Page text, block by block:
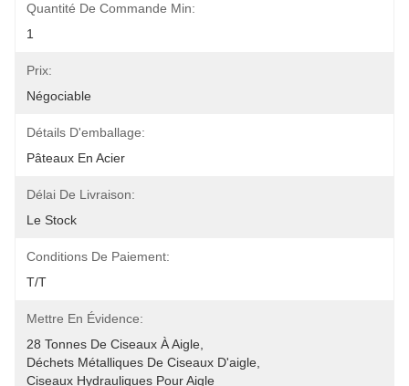
Quantité De Commande Min:
1
Prix:
Négociable
Détails D'emballage:
Pâteaux En Acier
Délai De Livraison:
Le Stock
Conditions De Paiement:
T/T
Mettre En Évidence:
28 Tonnes De Ciseaux À Aigle
Déchets Métalliques De Ciseaux D'aigle
Ciseaux Hydrauliques Pour Aigle